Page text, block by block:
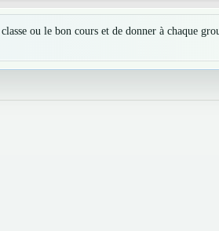
ou le bon cours et de donner à chaque